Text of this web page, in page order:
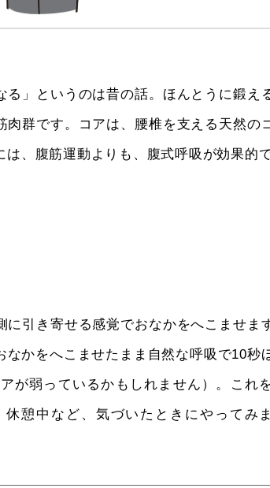
る」というのは昔の話。ほんとうに鍛え
肉群です。コアは、腰椎を支える天然の
、腹筋運動よりも、腹式呼吸が効果的で
引き寄せる感覚でおなかをへこませま
かをへこませたまま自然な呼吸で10秒
が弱っているかもしれません）。これ
憩中など、気づいたときにやってみ